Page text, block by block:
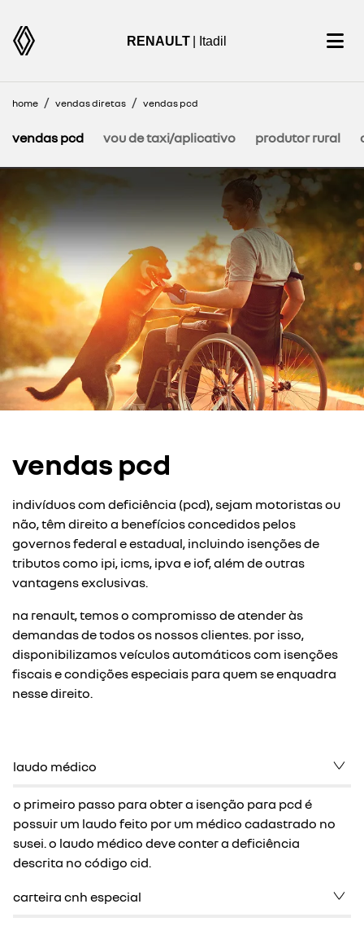
RENAULT | Itadil
home vendas diretas vendas pcd
vendas pcd vou de taxi/aplicativo produtor rural
vendas pcd
indivíduos com deficiência (pcd), sejam motoristas ou
não, têm direito a benefícios concedidos pelos
governos federal e estadual, incluindo isenções de
tributos como ipi, icms, ipva e iof, além de outras
vantagens exclusivas.
na renault, temos o compromisso de atender às
demandas de todos os nossos clientes. por isso,
disponibilizamos veículos automáticos com isenções
fiscais e condições especiais para quem se enquadra
nesse direito.
laudo médico
o primeiro passo para obter a isenção para pcd é
possuir um laudo feito por um médico cadastrado no
susei. o laudo médico deve conter a deficiência
descrita no código cid.
carteira cnh especial